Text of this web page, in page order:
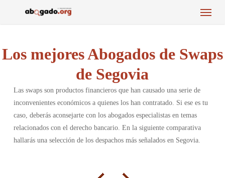
Menu
Los mejores Abogados de Swaps
de Segovia
Las swaps son productos financieros que han causado una serie de
inconvenientes económicos a quienes los han contratado. Si ese es tu
caso, deberás aconsejarte con los abogados especialistas en temas
relacionados con el derecho bancario. En la siguiente comparativa
hallarás una selección de los despachos más señalados en Segovia.